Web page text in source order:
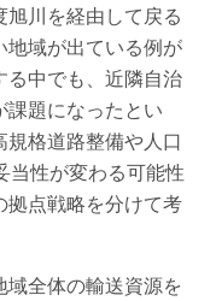
川を経由して戻る
域が出ている例が
中でも、近隣自治
題になったとい
格道路整備や人口
当性が変わる可能性
拠点戦略を分けて考
全体の輸送資源を